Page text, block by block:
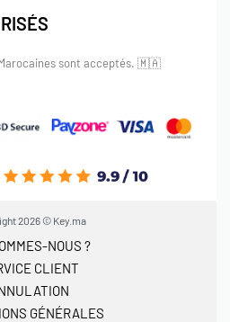
sont acceptés. 🇲🇦
2026 © Key.ma
NOUS ?
CLIENT
GÉNÉRALES